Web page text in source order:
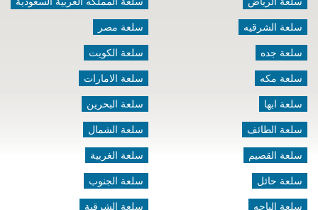
سلعة الشرقيه
سلعة جده
سلعة مكه
سلعة ابها
سلعة الطائف
سلعة القصيم
سلعة حائل
سلعة الباحه
سلعة مصر
سلعة الكويت
سلعة الامارات
سلعة البحرين
سلعة الشمال
سلعة الغربية
سلعة الجنوب
سلعة الشرقية